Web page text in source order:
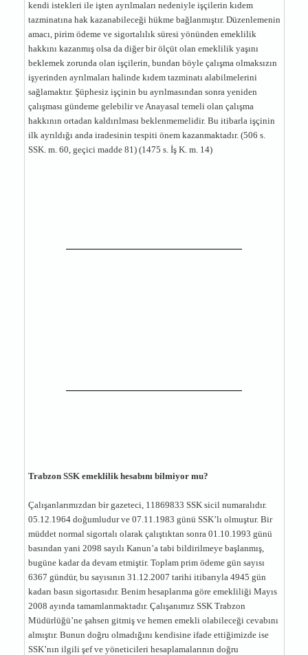
kendi istekleri ile işten ayrılmaları nedeniyle işçilerin kıdem
tazminatına hak kazanabileceği hükme bağlanmıştır. Düzenlemenin
amacı, pirim ödeme ve sigortalılık süresi yönünden emeklilik
hakkını kazanmış olsa da diğer bir ölçüt olan emeklilik yaşını
beklemek zorunda olan işçilerin, bundan böyle çalışma olmaksızın
işyerinden ayrılmaları halinde kıdem tazminatı alabilmelerini
sağlamaktır. Şüphesiz işçinin bu ayrılmasından sonra yeniden
çalışması gündeme gelebilir ve Anayasal temeli olan çalışma
hakkının ortadan kaldırılması beklenmemelidir. Bu itibarla işçinin
ilk ayrıldığı anda iradesinin tespiti önem kazanmaktadır. (506 s.
SSK. m. 60, geçici madde 81) (1475 s. İş K. m. 14)
Trabzon SSK emeklilik hesabını bilmiyor mu?
Çalışanlarımızdan bir gazeteci, 11869833 SSK sicil numaralıdır.
05.12.1964 doğumludur ve 07.11.1983 günü SSK’lı olmuştur. Bir
müddet normal sigortalı olarak çalıştıktan sonra 01.10.1993 günü
basından yani 2098 sayılı Kanun’a tabi bildirilmeye başlanmış,
bugüne kadar da devam etmiştir. Toplam prim ödeme gün sayısı
6367 gündür, bu sayısının 31.12.2007 tarihi itibarıyla 4945 gün
kadarı basın sigortasıdır. Benim hesaplarıma göre emekliliği Mayıs
2008 ayında tamamlanmaktadır. Çalışanımız SSK Trabzon
Müdürlüğü’ne şahsen gitmiş ve hemen emekli olabileceği cevabını
almıştır. Bunun doğru olmadığını kendisine ifade ettiğimizde ise
SSK’nın ilgili şef ve yöneticileri hesaplamalarının doğru